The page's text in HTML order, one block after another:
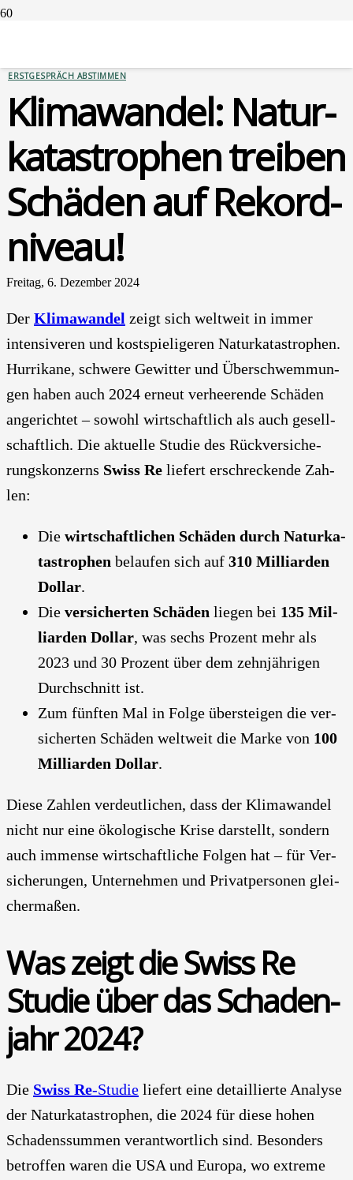
ERSTGESPRÄCH ABSTIMMEN
Kli­ma­wan­del: Natur­
ka­ta­stro­phen trei­ben
Schä­den auf Rekord­
ni­veau!
Freitag, 6. Dezember 2024
Der Kli­ma­wan­del zeigt sich welt­weit in immer
inten­si­ve­ren und kost­spie­li­ge­ren Natur­ka­ta­stro­phen.
Hur­ri­ka­ne, schwe­re Gewit­ter und Über­schwem­mun­
gen haben auch 2024 erneut ver­hee­ren­de Schä­den
ange­rich­tet – sowohl wirt­schaft­lich als auch gesell­
schaft­lich. Die aktu­el­le Stu­die des Rück­ver­si­che­
rungs­kon­zerns Swiss Re lie­fert erschre­cken­de Zah­
len:
Die wirt­schaft­li­chen Schä­den durch Natur­ka­
ta­stro­phen belau­fen sich auf 310 Mil­li­ar­den
Dol­lar.
Die ver­si­cher­ten Schä­den lie­gen bei 135 Mil­
li­ar­den Dol­lar, was sechs Pro­zent mehr als
2023 und 30 Pro­zent über dem zehn­jäh­ri­gen
Durch­schnitt ist.
Zum fünf­ten Mal in Fol­ge über­stei­gen die ver­
si­cher­ten Schä­den welt­weit die Mar­ke von 100
Mil­li­ar­den Dol­lar.
Die­se Zah­len ver­deut­li­chen, dass der Kli­ma­wan­del
nicht nur eine öko­lo­gi­sche Kri­se dar­stellt, son­dern
auch immense wirt­schaft­li­che Fol­gen hat – für Ver­
si­che­run­gen, Unter­neh­men und Pri­vat­per­so­nen glei­
cher­ma­ßen.
Was zeigt die Swiss Re
Stu­die über das Scha­den­
jahr 2024?
Die Swiss Re-Stu­die lie­fert eine detail­lier­te Ana­ly­se
der Natur­ka­ta­stro­phen, die 2024 für die­se hohen
Scha­dens­sum­men ver­ant­wort­lich sind. Beson­ders
betrof­fen waren die USA und Euro­pa, wo extre­me